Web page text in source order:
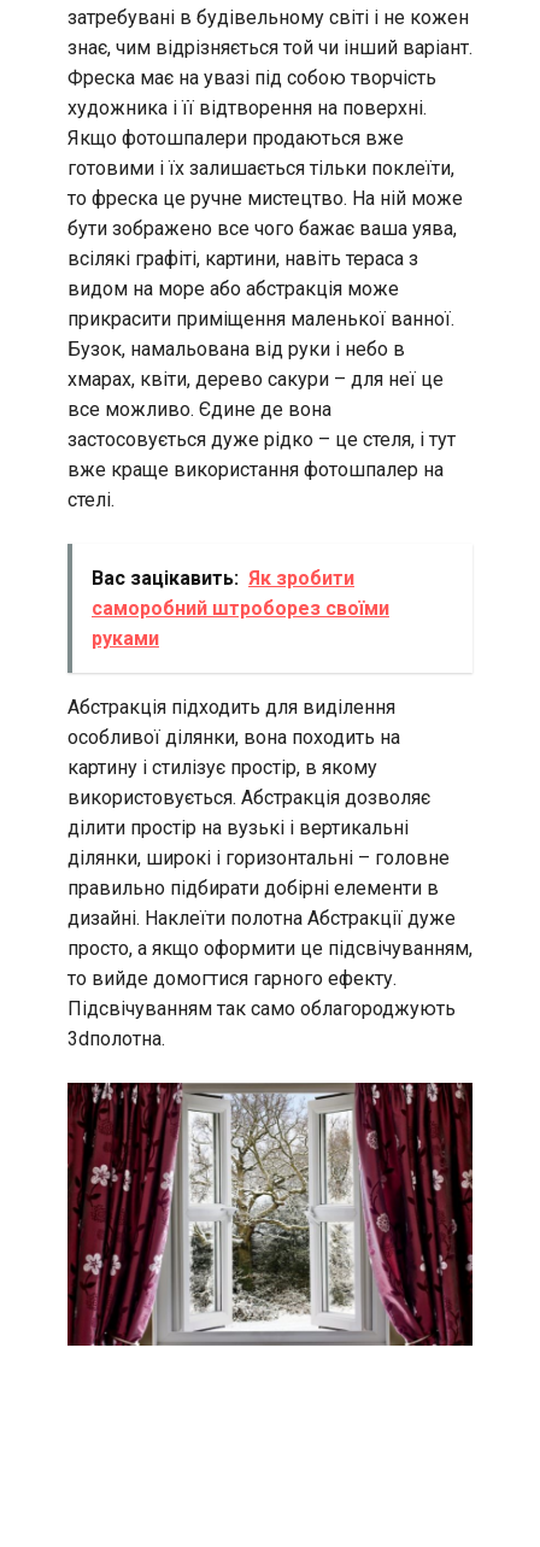
затребувані в будівельному світі і не кожен
знає, чим відрізняється той чи інший варіант.
Фреска має на увазі під собою творчість
художника і її відтворення на поверхні.
Якщо фотошпалери продаються вже
готовими і їх залишається тільки поклеїти,
то фреска це ручне мистецтво. На ній може
бути зображено все чого бажає ваша уява,
всілякі графіті, картини, навіть тераса з
видом на море або абстракція може
прикрасити приміщення маленької ванної.
Бузок, намальована від руки і небо в
хмарах, квіти, дерево сакури – для неї це
все можливо. Єдине де вона
застосовується дуже рідко – це стеля, і тут
вже краще використання фотошпалер на
стелі.
Вас зацікавить: Як зробити
саморобний штроборез своїми
руками
Абстракція підходить для виділення
особливої ділянки, вона походить на
картину і стилізує простір, в якому
використовується. Абстракція дозволяє
ділити простір на вузькі і вертикальні
ділянки, широкі і горизонтальні – головне
правильно підбирати добірні елементи в
дизайні. Наклеїти полотна Абстракції дуже
просто, а якщо оформити це підсвічуванням,
то вийде домогтися гарного ефекту.
Підсвічуванням так само облагороджують
3dполотна.